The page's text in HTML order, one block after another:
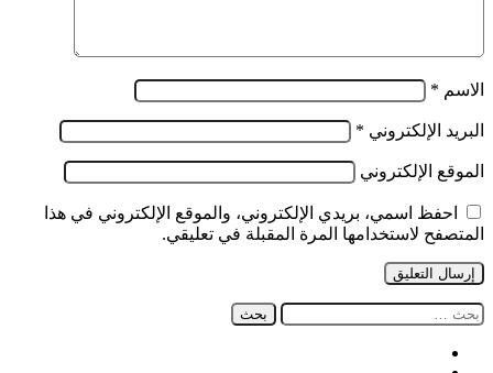
الاسم *
البريد الإلكتروني *
الموقع الإلكتروني
احفظ اسمي، بريدي الإلكتروني، والموقع الإلكتروني في هذا
المتصفح لاستخدامها المرة المقبلة في تعليقي.
البحث